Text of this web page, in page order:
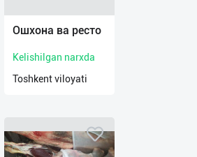
Ошхона ва ресто
Kelishilgan narxda
Toshkent viloyati